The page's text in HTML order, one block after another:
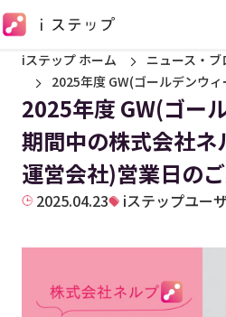
iステップ ホーム ニュース・ブ
2025年度 GW(ゴールデンウ
2025年度 GW(ゴー
期間中の株式会社
運営会社)営業日の
2025.04.23 iステップユー